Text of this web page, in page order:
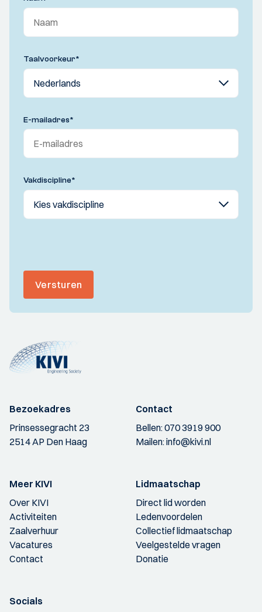
Taalvoorkeur*
E-mailadres*
Vakdiscipline*
Versturen
Bezoekadres
Prinsessegracht 23
2514 AP Den Haag
Contact
Bellen:070 3919 900
Mailen:info@kivi.nl
Meer KIVI
Over KIVI
Activiteiten
Zaalverhuur
Vacatures
Contact
Lidmaatschap
Direct lid worden
Ledenvoordelen
Collectief lidmaatschap
Veelgestelde vragen
Donatie
Socials